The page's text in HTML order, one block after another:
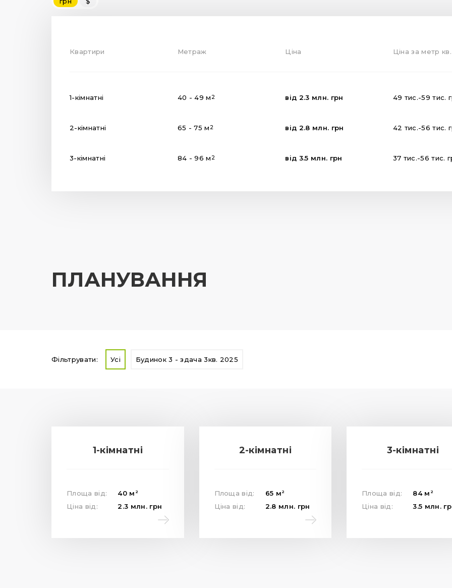
Квартири Метраж Ціна Ціна за метр
1-кімнатні 40 - 49 м2 від 2.3 млн. грн 49 тис.-59тис.
2-кімнатні 65 - 75 м2 від 2.8 млн. грн 42 тис.-56тис.
3-кімнатні 84 - 96 м2 від 3.5 млн. грн 37 тис.-56тис.
ПЛАНУВАННЯ
Фільтрувати: Усі Будинок 3 - здача 3кв. 2025
1-кімнатні
Площа від: 40м 2
Ціна від: 2.3 млн. грн
2-кімнатні
Площа від: 65 м 2
Ціна від: 2.8 млн. грн
3-кімнатні
Площа від: 84м 2
Ціна від: 3.5 млн.